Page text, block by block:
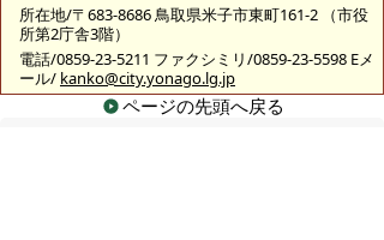
所在地/〒683-8686 鳥取県米子市東町161-2 （市役
所第2庁舎3階）
電話/0859-23-5211 ファクシミリ/0859-23-5598 Eメ
ール/ kanko@city.yonago.lg.jp
ページの先頭へ戻る